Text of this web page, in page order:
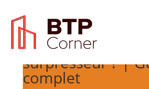
Comment
surpresseur ? |
complet